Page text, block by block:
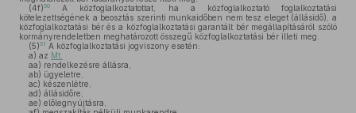
(4f)50
A közfoglalkoztatottat, ha a közfoglalkoztató foglalkoztatási
kötelezettségének a beosztás szerinti munkaidőben nem tesz eleget (állásidő), a
közfoglalkoztatási bér és a közfoglalkoztatási garantált bér megállapításáról szóló
kormányrendeletben meghatározott összegű közfoglalkoztatási bér illeti meg.
(5)51 A közfoglalkoztatási jogviszony esetén:
a) az Mt.
aa) rendelkezésre állásra,
ab) ügyeletre,
ac) készenlétre,
ad) állásidőre,
ae) előlegnyújtásra,